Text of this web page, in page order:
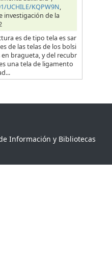
UCHILE/KQPW9N,
investigación de la
es de tipo tela es sar
de las telas de los bolsi
bragueta, y del recubr
una tela de ligamento
Información y Bibliotecas